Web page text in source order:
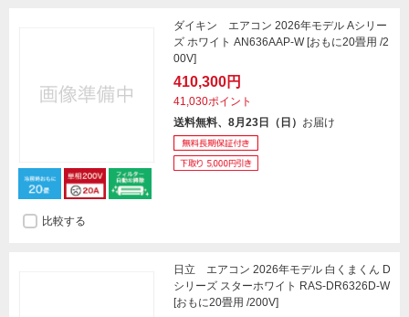
ダイキン エアコン 2026年モデル Aシリー
ズ ホワイト AN636AAP-W [おもに20畳用 /2
00V]
410,300円
41,030ポイント
送料無料、8月23日（日） お届け
比較する
日立 エアコン 2026年モデル 白くまくん D
シリーズ スターホワイト RAS-DR6326D-W
[おもに20畳用 /200V]